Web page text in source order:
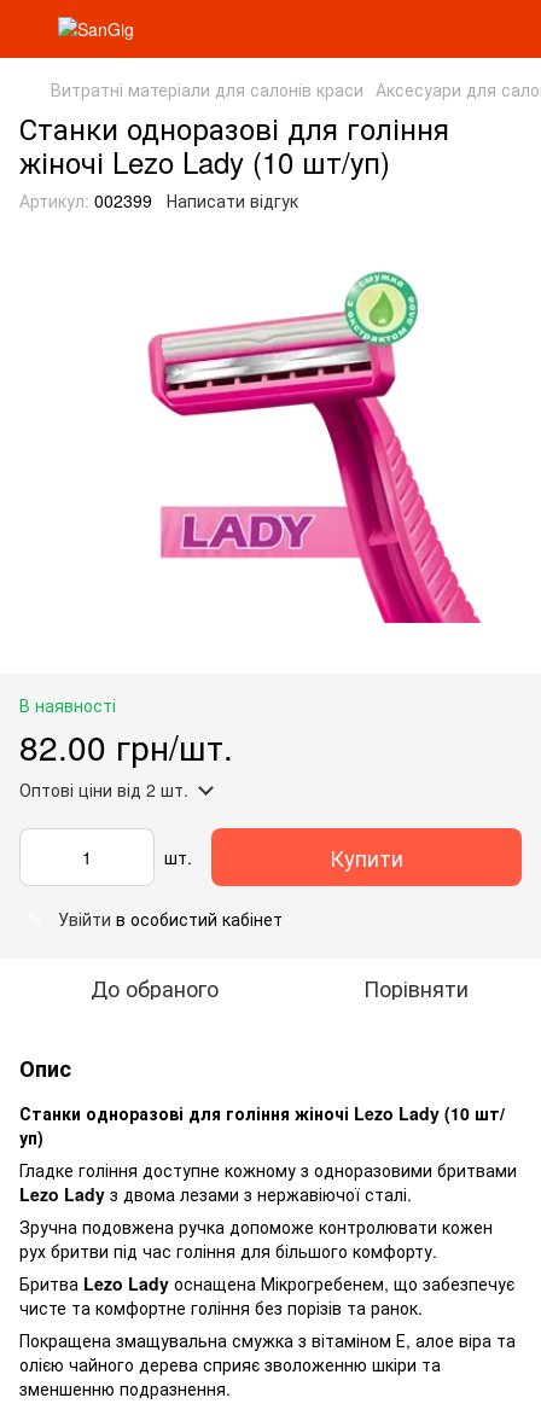
Витратні матеріали для салонів краси Аксесуари для
Станки одноразові для гоління
жіночі Lezo Lady (10 шт/уп)
Артикул: 002399 Написати відгук
В наявності
82.00 грн/шт.
Оптові ціни від 2 шт.
шт. Купити
Увійти в особистий кабінет
До обраного Порівняти
Опис
Станки одноразові для гоління жіночі Lezo Lady (10 шт/
уп)
Гладке гоління доступне кожному з одноразовими бритвами
Lezo Lady з двома лезами з нержавіючої сталі.
Зручна подовжена ручка допоможе контролювати кожен
рух бритви під час гоління для більшого комфорту.
Бритва Lezo Lady оснащена Мікрогребенем, що забезпечує
чисте та комфортне гоління без порізів та ранок.
Покращена змащувальна смужка з вітаміном Е, алое віра та
олією чайного дерева сприяє зволоженню шкіри та
зменшенню подразнення.